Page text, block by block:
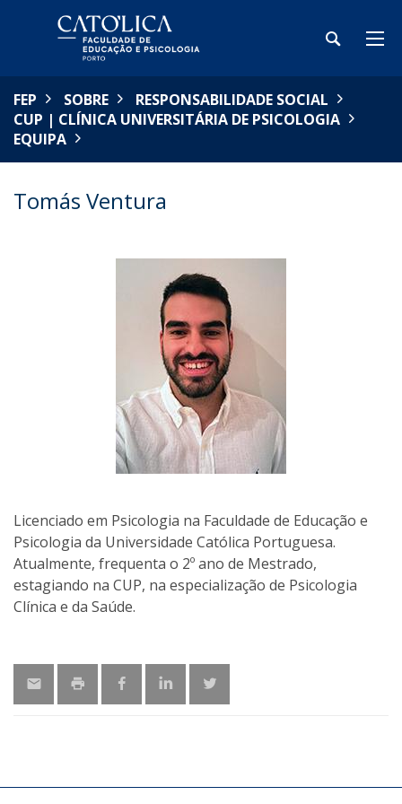
FEP SOBRE
RESPONSABILIDADE SOCIAL
CUP | CLÍNICA UNIVERSITÁRIA DE PSICOLOGIA
EQUIPA
Tomás Ventura
Licenciado em Psicologia na Faculdade de Educação e
Psicologia da Universidade Católica Portuguesa.
Atualmente, frequenta o 2º ano de Mestrado,
estagiando na CUP, na especialização de Psicologia
Clínica e da Saúde.